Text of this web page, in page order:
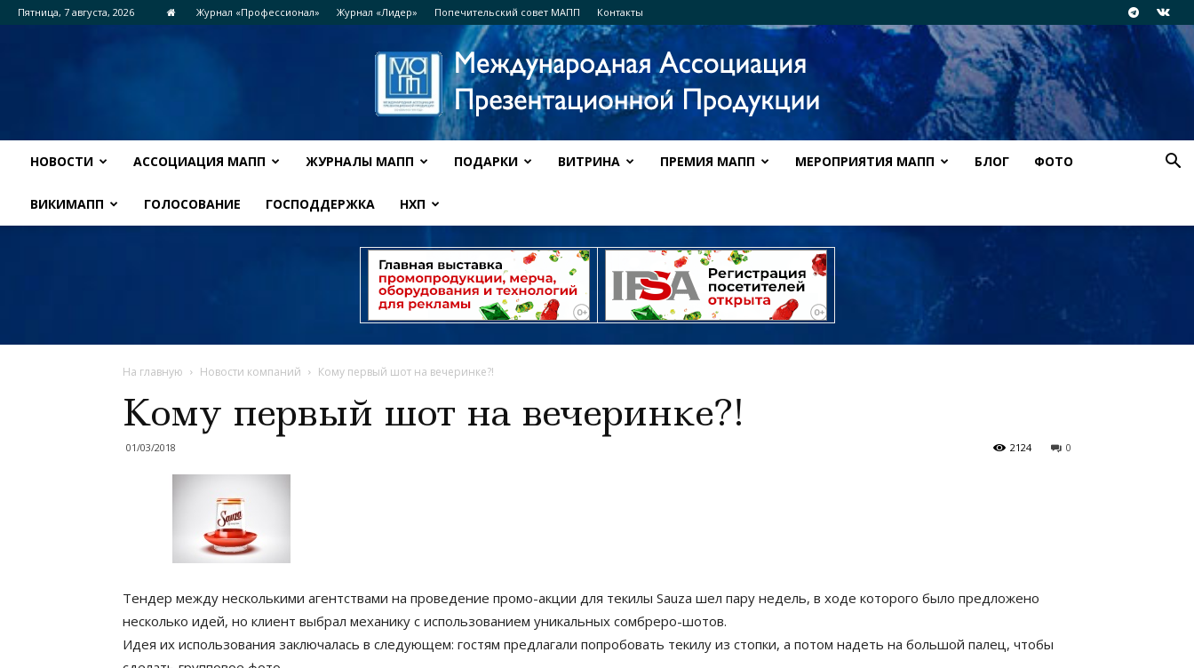
Пятница, 7 августа, 2026 Журнал «Профессионал» Журнал «Лидер» Попечительский совет МАПП Контакты
НОВОСТИ АССОЦИАЦИЯ МАПП ЖУРНАЛЫ МАПП ПОДАРКИ ВИТРИНА ПРЕМИЯ МАПП МЕРОПРИЯТИЯ МАПП БЛОГ ФОТО
ВИКИМАПП ГОЛОСОВАНИЕ ГОСПОДДЕРЖКА НХП
На главную Новости компаний Кому первый шот на вечеринке?!
Кому первый шот на вечеринке?!
01/03/2018 0
2124
Тендер между несколькими агентствами на проведение промо-акции для текилы Sauza шел пару недель, в ходе которого было предложено
несколько идей, но клиент выбрал механику с использованием уникальных сомбреро-шотов.
Идея их использования заключалась в следующем: гостям предлагали попробовать текилу из стопки, а потом надеть на большой палец, чтобы